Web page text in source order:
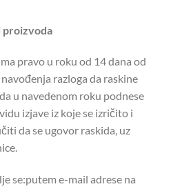
proizvoda
pravo u roku od 14 dana od
razloga da raskine
u navedenom roku podnese
izjave iz koje se izričito i
da se ugovor raskida, uz
se:putem e-mail adrese na